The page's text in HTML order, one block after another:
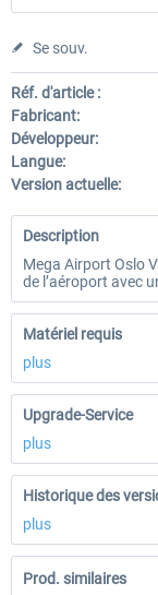
Se souv.
Réf. d'article :
Fabricant:
Développeur:
Langue:
Version actuelle:
Description
Mega Airport Oslo
de l’aéroport avec
Matériel requis
plus
Upgrade-Service
plus
Historique des
plus
Prod. similaires